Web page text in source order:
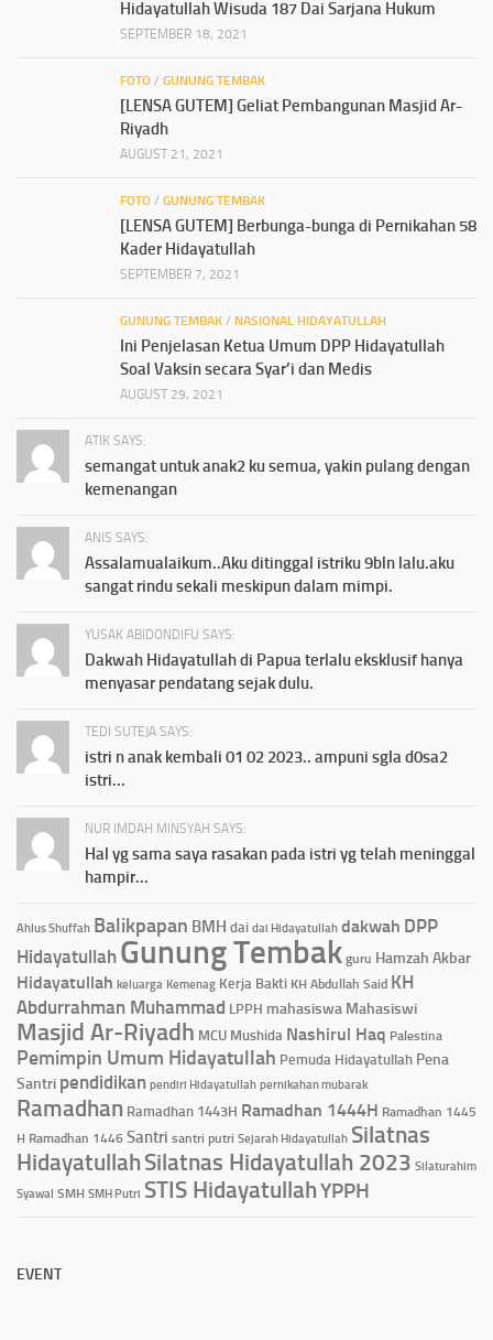
Hidayatullah Wisuda 187 Dai Sarjana Hukum
SEPTEMBER 18, 2021
FOTO / GUNUNG TEMBAK
[LENSA GUTEM] Geliat Pembangunan Masjid Ar-
Riyadh
AUGUST 21, 2021
FOTO / GUNUNG TEMBAK
[LENSA GUTEM] Berbunga-bunga di Pernikahan 58
Kader Hidayatullah
SEPTEMBER 7, 2021
GUNUNG TEMBAK / NASIONAL HIDAYATULLAH
Ini Penjelasan Ketua Umum DPP Hidayatullah
Soal Vaksin secara Syar’i dan Medis
AUGUST 29, 2021
ATIK SAYS:
semangat untuk anak2 ku semua, yakin pulang dengan
kemenangan
ANIS SAYS:
Assalamualaikum..Aku ditinggal istriku 9bln lalu.aku
sangat rindu sekali meskipun dalam mimpi.
YUSAK ABIDONDIFU SAYS:
Dakwah Hidayatullah di Papua terlalu eksklusif hanya
menyasar pendatang sejak dulu.
TEDI SUTEJA SAYS:
istri n anak kembali 01 02 2023.. ampuni sgla d0sa2
istri...
NUR IMDAH MINSYAH SAYS:
Hal yg sama saya rasakan pada istri yg telah meninggal
hampir...
Ahlus Shuffah Balikpapan BMH dai dai Hidayatullah dakwah DPP
Hidayatullah Gunung Tembak guru Hamzah Akbar
Hidayatullah keluarga Kemenag Kerja Bakti KH Abdullah Said KH
Abdurrahman Muhammad LPPH mahasiswa Mahasiswi
Masjid Ar-Riyadh MCU Mushida Nashirul Haq Palestina
Pemimpin Umum Hidayatullah Pemuda Hidayatullah Pena
Santri pendidikan pendiri Hidayatullah pernikahan mubarak
Ramadhan Ramadhan 1443H Ramadhan 1444H Ramadhan 1445
H Ramadhan 1446 Santri santri putri Sejarah Hidayatullah Silatnas
HidayatullahSilatnas Hidayatullah 2023 Silaturahim
Syawal SMH SMH Putri STIS HidayatullahYPPH
EVENT